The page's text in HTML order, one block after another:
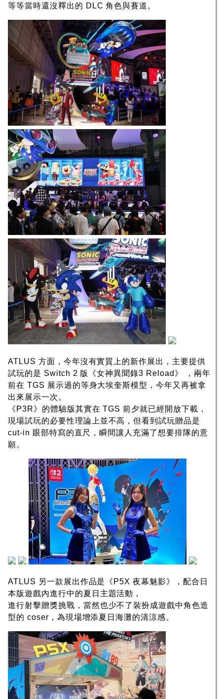
等等當時還沒釋出的 DLC 角色與賽道。
ATLUS 方面，今年沒有實質上的新作展出，主要提供
試玩的是 Switch 2 版《女神異聞錄3 Reload》 ，兩年
前在 TGS 展示過的等身大埃奎斯模型，今年又再被拿
出來展示一次。
《P3R》的體驗版其實在 TGS 前夕就已經開放下載，
現場試玩的必要性理論上並不高，但看到試玩贈品是
cut-in 眼部特寫的直尺，瞬間讓人充滿了想要排隊的意
願。
ATLUS 另一款展出作品是《P5X 夜幕魅影》，配合日
本版遊戲內進行中的夏日主題活動，
進行射擊贈獎挑戰，當然也少不了裝扮成遊戲中角色造
型的 coser，為現場增添夏日海灘的清涼感。